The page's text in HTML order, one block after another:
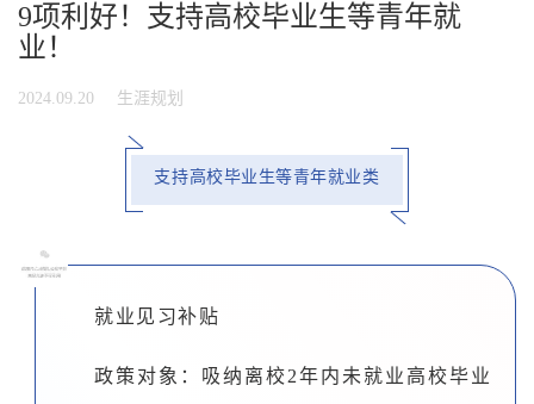
9项利好！支持高校毕业生等青年就
业！
2024.09.20 生涯规划
支持高校毕业生等青年就业类
01
就业见习补贴
政策对象：吸纳离校2年内未就业高校毕业